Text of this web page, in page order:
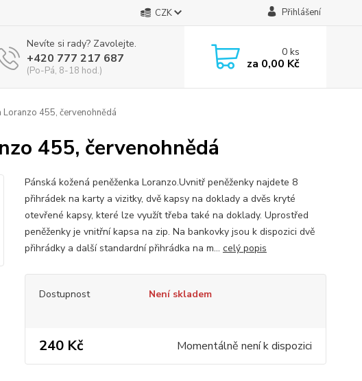
CZK Přihlášení
Nevíte si rady? Zavolejte.
+420 777 217 687
(Po-Pá, 8-18 hod.)
0ks
za 0,00 Kč
Loranzo 455, červenohnědá
455, červenohnědá
Pánská kožená peněženka Loranzo.Uvnitř peněženky najdete 8
přihrádek na karty a vizitky, dvě kapsy na doklady a dvěs kryté
otevřené kapsy, které lze využít třeba také na doklady. Uprostřed
peněženky je vnitřní kapsa na zip. Na bankovky jsou k dispozici dvě
přihrádky a další standardní přihrádka na m... celý popis
Dostupnost Není skladem
240 Kč Momentálně není k dispozici